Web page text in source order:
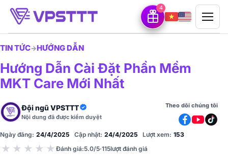
4
TIN TỨC→HƯỚNG DẪN
Hướng Dẫn Cài Đặt Phần Mềm
MKT Care Mới Nhất
Đội ngũ VPSTTT
Nội dung đã được kiểm duyệt
Theo dõi chúng tôi
Ngày đăng: 24/4/2025 Cập nhật: 24/4/2025 Lượt xem: 153
★ ★ ★ ★ ★ Đánh giá:5.0/5·115lượt đánh giá